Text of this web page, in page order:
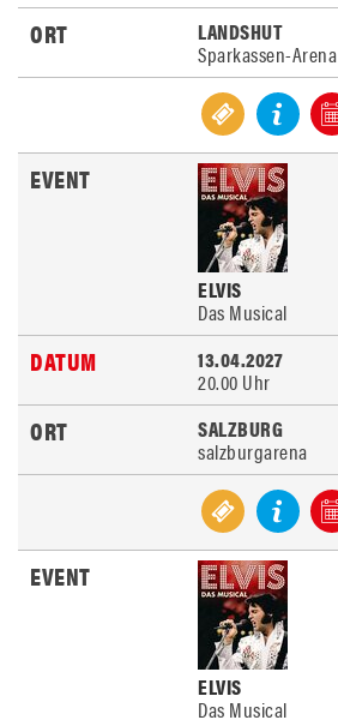
LANDSHUT
Sparkassen-Arena
ELVIS
Das Musical
13.04.2027
20.00 Uhr
SALZBURG
salzburgarena
ELVIS
Das Musical